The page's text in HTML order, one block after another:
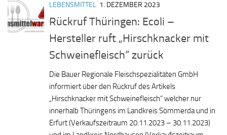
LEBENSMITTEL 1. DEZEMBER 2023
Rückruf Thüringen: Ecoli –
Hersteller ruft „Hirschknacker mit
Schweinefleisch“ zurück
Die Bauer Regionale Fleischspezialitäten GmbH
informiert über den Rückruf des Artikels
„Hirschknacker mit Schweinefleisch“ welcher nur
innerhalb Thüringens im Landkreis Sömmerda und in
Erfurt (Verkaufszeitraum 20.11.2023 – 30.11.2023)